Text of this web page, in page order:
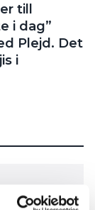
till
i dag”
Plejd. Det
i